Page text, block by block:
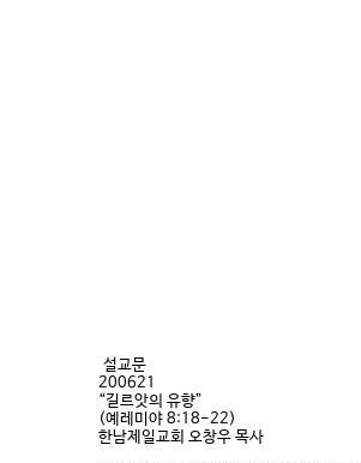
설교문
200621
“길르앗의 유향”
(예레미야 8:18-22)
한남제일교회 오창우 목사